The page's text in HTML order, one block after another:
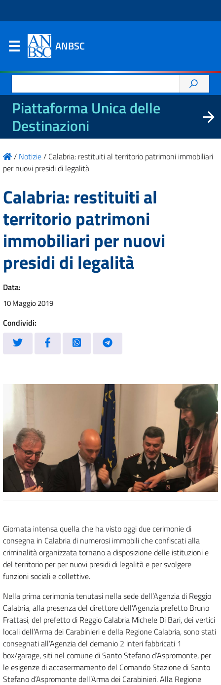
ANBSC
per:
Piattaforma Unica delle
Destinazioni
/ Notizie/ Calabria: restituiti al territorio patrimoni immobiliari
per nuovi presidi di legalità
Calabria: restituiti al
territorio patrimoni
immobiliari per nuovi
presidi di legalità
Data:
10 Maggio 2019
Condividi:
Giornata intensa quella che ha visto oggi due cerimonie di
consegna in Calabria di numerosi immobili che confiscati alla
criminalità organizzata tornano a disposizione delle istituzioni e
del territorio per per nuovi presidi di legalità e per svolgere
funzioni sociali e collettive.
Nella prima cerimonia tenutasi nella sede dell’Agenzia di Reggio
Calabria, alla presenza del direttore dell’Agenzia prefetto Bruno
Frattasi, del prefetto di Reggio Calabria Michele Di Bari, dei vertici
locali dell’Arma dei Carabinieri e della Regione Calabria, sono stati
consegnati all’Agenzia del demanio 2 interi fabbricati 1
box/garage, siti nel comune di Santo Stefano d’Aspromonte, per
le esigenze di accasermamento del Comando Stazione di Santo
Stefano d’Aspromonte dell’Arma dei Carabinieri. Alla Regione